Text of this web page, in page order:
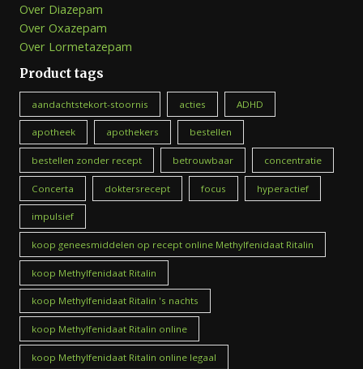
Over Diazepam
Over Oxazepam
Over Lormetazepam
Product tags
aandachtstekort-stoornis acties ADHD
apotheek apothekers bestellen
bestellen zonder recept betrouwbaar concentratie
Concerta doktersrecept focus hyperactief
impulsief
koop geneesmiddelen op recept online Methylfenidaat Ritalin
koop Methylfenidaat Ritalin
koop Methylfenidaat Ritalin 's nachts
koop Methylfenidaat Ritalin online
koop Methylfenidaat Ritalin online legaal